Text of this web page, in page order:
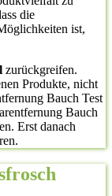
die
ist,
zurückgreifen.
Produkte, nicht
Bauch Test
Bauch
Erst danach